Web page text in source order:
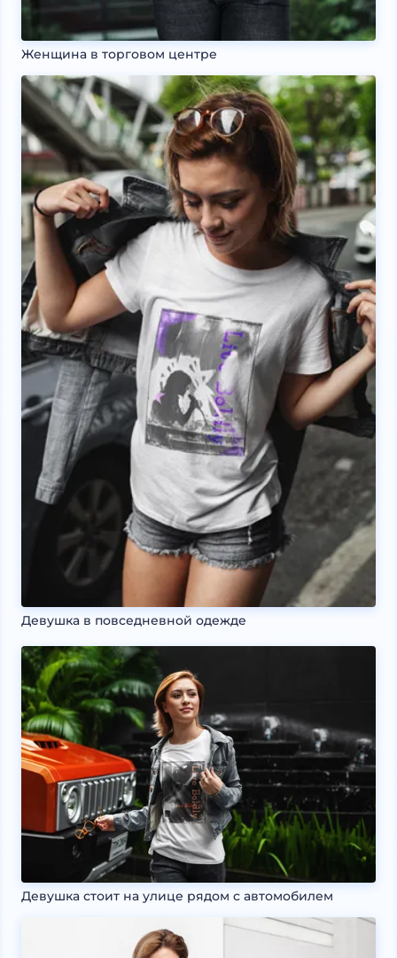
Женщина в торговом центре
Девушка в повседневной одежде
Девушка стоит на улице рядом с автомобилем